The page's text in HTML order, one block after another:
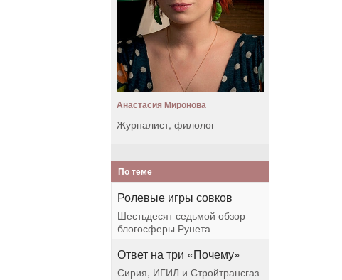
Анастасия Миронова
Журналист, филолог
По теме
Ролевые игры совков
Шестьдесят седьмой обзор
блогосферы Рунета
Ответ на три «Почему»
Сирия, ИГИЛ и Стройтрансгаз